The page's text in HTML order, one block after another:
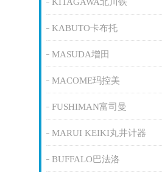
KABUTO卡布托
MASUDA增田
MACOME玛控美
FUSHIMAN富司曼
MARUI KEIKI丸井计器
BUFFALO巴法洛